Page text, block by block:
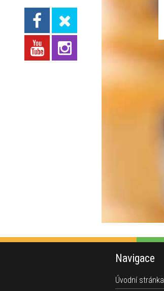
Navigace
Úvodní stránka